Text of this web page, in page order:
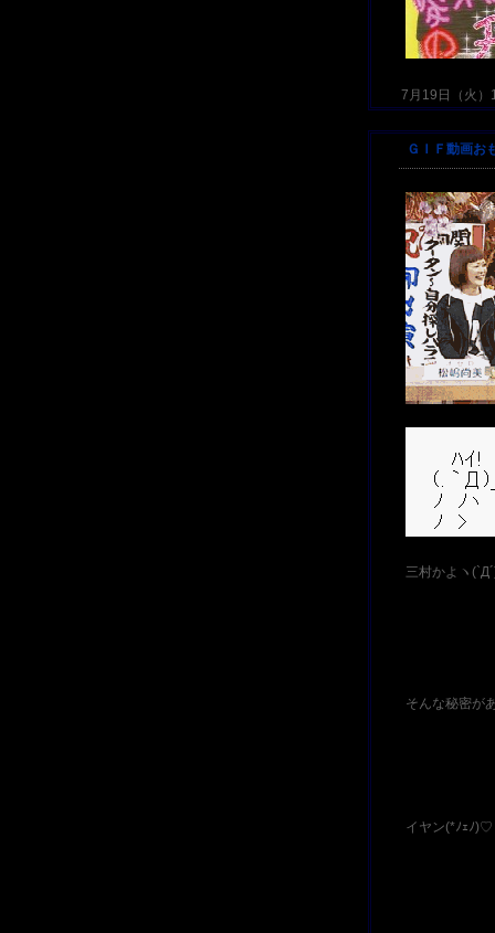
7月19日（火）
ＧＩＦ動画お
三村かよヽ
そんな秘密が
イヤン(*ﾉｪﾉ)♡